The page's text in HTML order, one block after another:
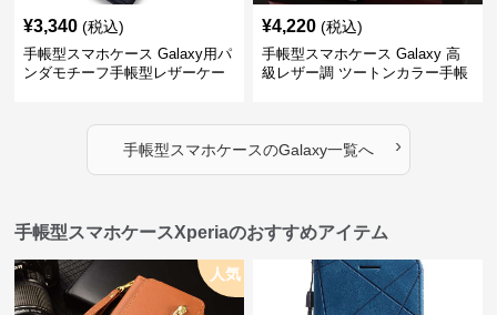
¥3,340 (税込)
手帳型スマホケース Galaxy用パ
ンダモチーフ手帳型レザーケー
¥4,220 (税込)
手帳型スマホケース Galaxy 高
級レザー調 ツートンカラー手帳
手帳型スマホケースのGalaxy一覧へ ›
手帳型スマホケースXperiaのおすすめアイテム
人気